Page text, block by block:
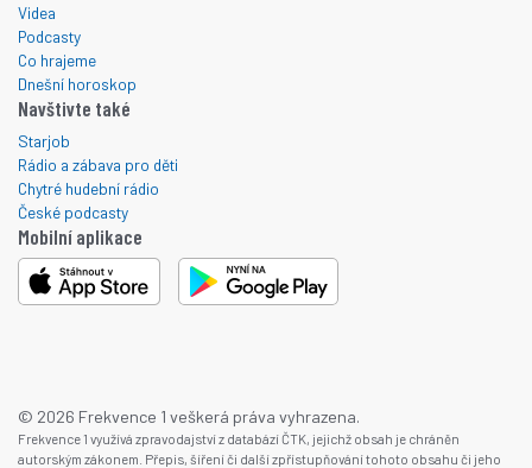
Videa
Podcasty
Co hrajeme
Dnešní horoskop
Navštivte také
Starjob
Rádio a zábava pro děti
Chytré hudební rádio
České podcasty
Mobilní aplikace
© 2026 Frekvence 1 veškerá práva vyhrazena.
Frekvence 1 využívá zpravodajství z databází ČTK, jejichž obsah je chráněn
autorským zákonem. Přepis, šíření či další zpřístupňování tohoto obsahu či jeho